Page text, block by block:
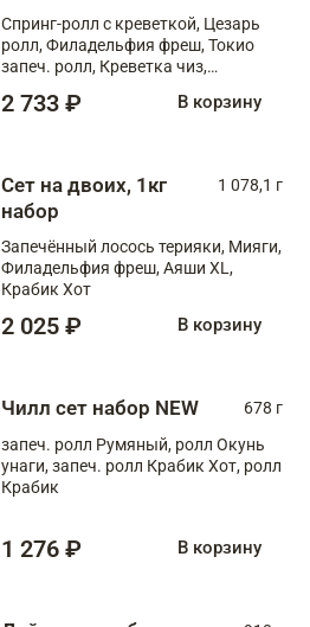
Спринг-ролл с креветкой, Цезарь
ролл, Филадельфия фреш, Токио
запеч. ролл, Креветка чиз,
Флорида
2 733 ₽ В корзину
Сет на двоих, 1кг
набор
1 078,1 г
Запечённый лосось терияки, Мияги,
Филадельфия фреш, Аяши XL,
Крабик Хот
2 025 ₽ В корзину
Чилл сет набор NEW
678 г
запеч. ролл Румяный, ролл Окунь
унаги, запеч. ролл Крабик Хот, ролл
Крабик
1 276 ₽ В корзину